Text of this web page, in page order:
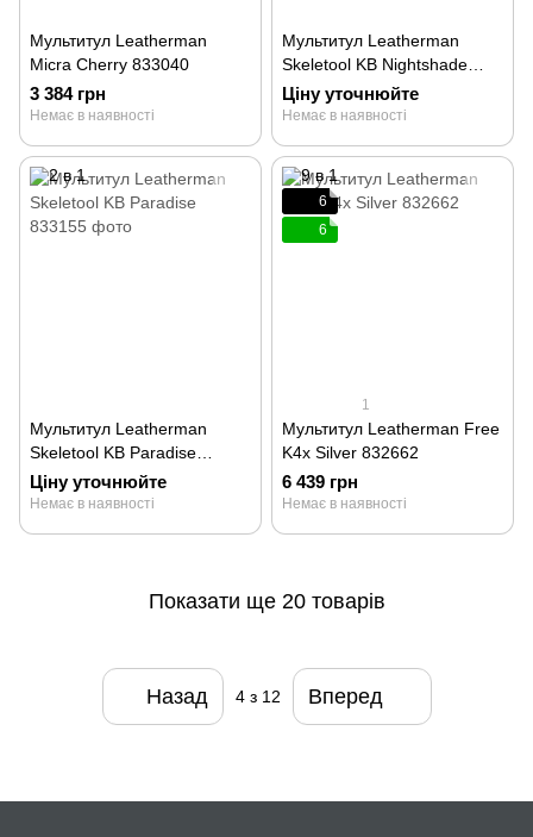
Мультитул Leatherman
Micra Cherry 833040
3 384 грн
Немає в наявності
Мультитул Leatherman
Skeletool KB Nightshade
833151
Ціну уточнюйте
Немає в наявності
Мультитул Leatherman
Skeletool KB Paradise
833155
Ціну уточнюйте
Немає в наявності
6
6
1
Мультитул Leatherman Free
K4x Silver 832662
6 439 грн
Немає в наявності
Показати ще 20 товарів
Назад 4з 12 Вперед